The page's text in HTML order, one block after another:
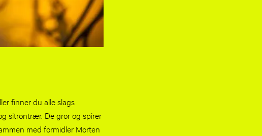
finner du alle slags
sitrontrær. De gror og spirer
med formidler Morten